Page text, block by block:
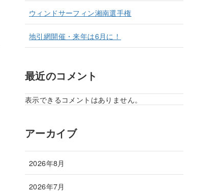
ウィンドサーフィン湘南選手権
地引網開催・来年は6月に！
最近のコメント
表示できるコメントはありません。
アーカイブ
2026年8月
2026年7月